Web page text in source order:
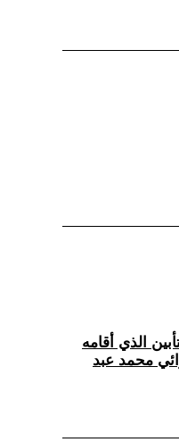
الذي أقامه
محمد عبد